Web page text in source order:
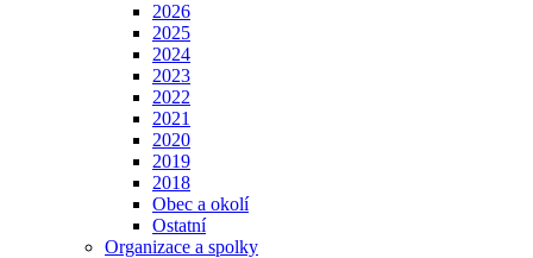
2026
2025
2024
2023
2022
2021
2020
2019
2018
Obec a okolí
Ostatní
Organizace a spolky